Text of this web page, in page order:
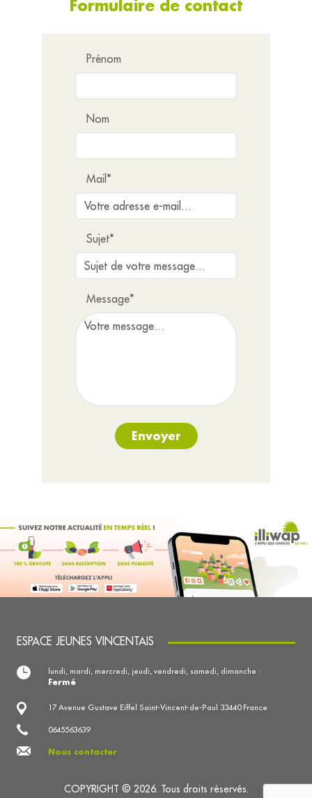
Formulaire de contact
Prénom
Nom
Mail*
Sujet*
Message*
Envoyer
ESPACE JEUNES VINCENTAIS
17 Avenue Gustave Eiffel Saint-Vincent-de-Paul 33440 France
0645563639
Nous contacter
lundi, mardi, mercredi, jeudi, vendredi, samedi, dimanche :
Fermé
COPYRIGHT © 2026. Tous droits réservés.